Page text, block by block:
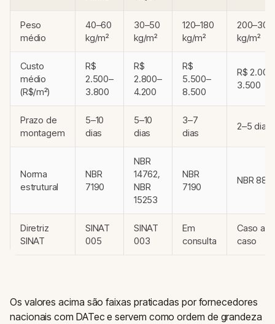
Peso
médio
40–60
kg/m²
30–50
kg/m²
120–180
kg/m²
200–300
kg/m²
Custo
médio
(R$/m²)
R$
2.500–
3.800
R$
2.800–
4.200
R$
5.500–
8.500
R$
3.500
Prazo de
montagem
5–10
dias
5–10
dias
3–7
dias
2–5 dias
Norma
estrutural
NBR
7190
NBR
14762,
NBR
15253
NBR
7190
NBR
Diretriz
SINAT
SINAT
005
SINAT
003
Em
consulta
Caso a
caso
Os valores acima são faixas praticadas por fornecedores
nacionais com DATec e servem como ordem de grandeza